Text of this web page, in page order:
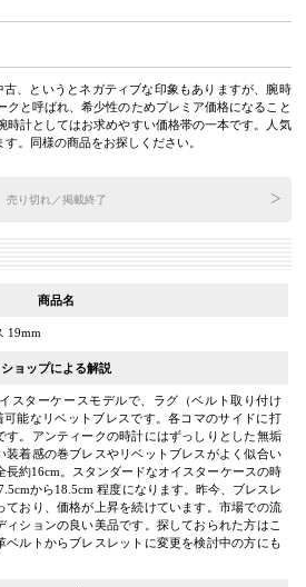
、というとネガティブな印象もありますが、腕時
クと呼ばれ、希少性のためプレミア価格になること
時計としてはお求めやすい価格帯の一本です。人気
。同様の商品をお探しください。
売り切れ／掲載終了
商品名
19mm
ショップによる解説
スターケースモデルで、ラグ（ベルト取り付け
能なリベットブレスです。各コマのサイドに打
す。アンティークの時計にはずっしりとした無垢
装着感の巻ブレスやリベットブレスがよく似合い
長約16cm。スタンダードなオイスターケースの時
から18.5cm 程度になります。昨今、ブレスレ
ており、価格が上昇を続けています。市場での流
ションの良い美品です。探しておられた方はこ
ベルトからブレスレットに変更を検討中の方にも